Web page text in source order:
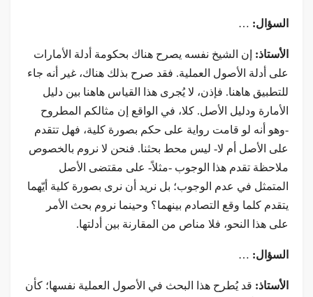
السؤال: …
الأستاذ: إن الشيخ نفسه يصرح هناك بحكومة أدلة الأمارات
على أدلة الأصول العملية. فقد صرح بذلك هناك، غير أنه جاء
للتطبيق هاهنا. فإذن، لا يُجرى هذا القياس هاهنا بين دليل
الأمارة ودليل الأصل. كلا، في الواقع إن مثالكم المطروح
-وهو أنه لو قامت رواية على حكم بصورة كلية، فهل تتقدم
على الأصل أم لا- ليس محط بحثنا. فنحن لا نروم بالخصوص
ملاحظة تقدم هذا الوجوب -مثلاً- على مقتضى الأصل
المتمثل في عدم الوجوب؛ بل نريد أن نرى بصورة كلية أيّهما
يتقدم كلما وقع التصادم بينهما؟ وحينما نروم بحث الأمر
على هذا النحو، فلا مناص من المقارنة بين أدلتها.
السؤال: …
الأستاذ: قد يُطرح هذا البحث في الأصول العملية نفسها؛ كأن